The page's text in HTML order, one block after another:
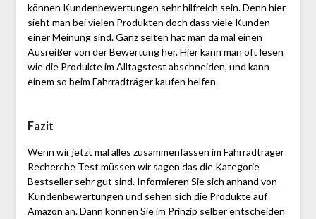
können Kundenbewertungen sehr hilfreich sein. Denn hier
sieht man bei vielen Produkten doch dass viele Kunden
einer Meinung sind. Ganz selten hat man da mal einen
Ausreißer von der Bewertung her. Hier kann man oft lesen
wie die Produkte im Alltagstest abschneiden, und kann
einem so beim Fahr­rad­träger kaufen helfen.
Fazit
Wenn wir jetzt mal alles zusammenfassen im Fahr­rad­träger
Recherche Test müssen wir sagen das die Kategorie
Bestseller sehr gut sind. Informieren Sie sich anhand von
Kundenbewertungen und sehen sich die Produkte auf
Amazon an. Dann können Sie im Prinzip selber entscheiden